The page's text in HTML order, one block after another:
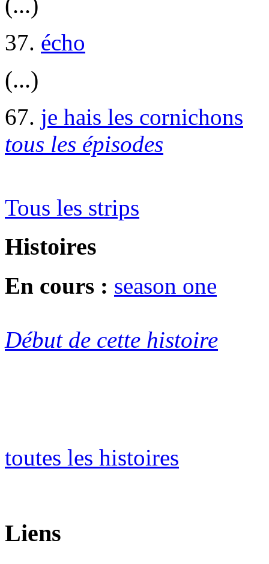
37. écho
(...)
67. je hais les cornichons
tous les épisodes
Tous les strips
Histoires
En cours : season one
Début de cette histoire
toutes les histoires
Liens